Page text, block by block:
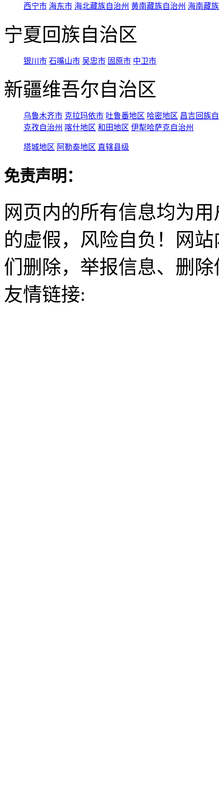
西宁市 海东市 海北藏族自治州 黄南藏族自治州 海南藏
宁夏回族自治区
银川市 石嘴山市 吴忠市 固原市 中卫市
新疆维吾尔自治区
乌鲁木齐市 克拉玛依市 吐鲁番地区 哈密地区 昌吉回族
克孜自治州 喀什地区 和田地区 伊犁哈萨克自治州
塔城地区 阿勒泰地区 直辖县级
免责声明：
网页内的所有信息均为
的虚假，风险自负！网
们删除，举报信息、删
友情链接: